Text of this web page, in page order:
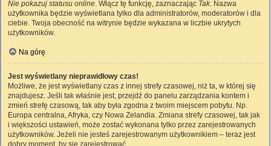
Nie pokazuj statusu online. Włącz tę funkcję, zaznaczając Tak. Nazwa
użytkownika będzie wyświetlana tylko dla administratorów, moderatorów i dla
ciebie. Twoja obecność na witrynie będzie wykazana w liczbie ukrytych
użytkowników.
Na górę
Jest wyświetlany nieprawidłowy czas!
Możliwe, że jest wyświetlany czas z innej strefy czasowej, niż ta, w której się
znajdujesz. Jeśli tak właśnie jest, przejdź do panelu zarządzania kontem i
zmień strefę czasową, tak aby była zgodna z twoim miejscem pobytu. Np.
Europa centralna, Afryka, czy Nowa Zelandia. Zmiana strefy czasowej, tak jak
i większości ustawień, może zostać wykonana tylko przez zarejestrowanych
użytkowników. Jeżeli nie jesteś zarejestrowanym użytkownikiem – teraz jest
dobry moment, by się zarejestrować.